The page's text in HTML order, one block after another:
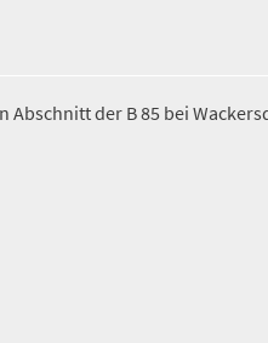
Abschnitt der B 85 bei